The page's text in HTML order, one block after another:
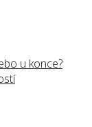
u konce?